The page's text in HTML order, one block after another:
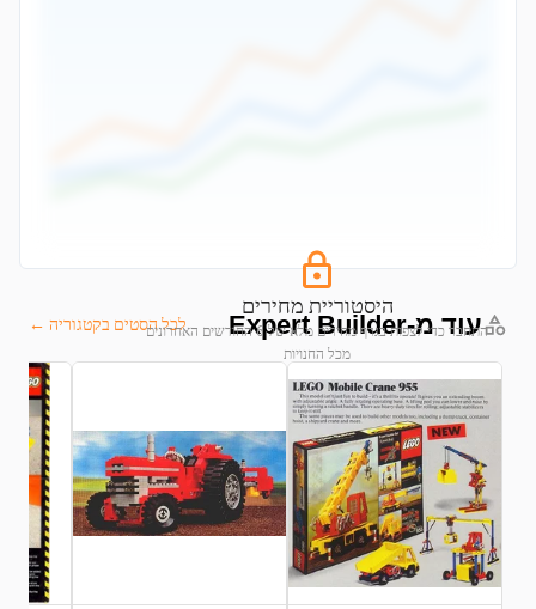
היסטוריית מחירים
התחבר כדי לצפות בגרף מחירים מלא של 6 החודשים האחרונים
מכל החנויות
התחבר לצפייה בגרף
עוד מ-Expert Builder לכל הסטים בקטגוריה ←